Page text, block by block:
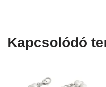
Kapcsolódó